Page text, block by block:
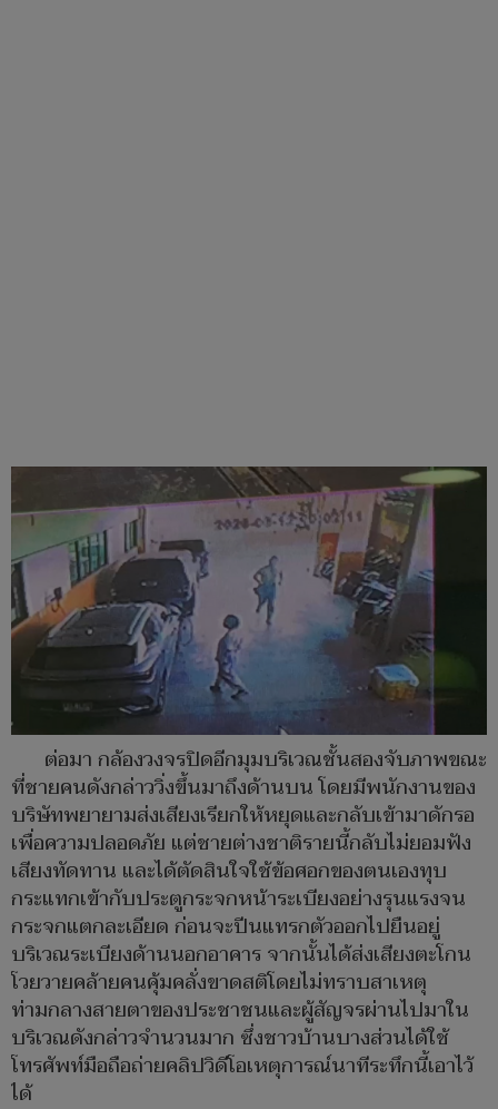
ต่อมา กล้องวงจรปิดอีกมุมบริเวณชั้นสองจับภาพขณะ
ที่ชายคนดังกล่าววิ่งขึ้นมาถึงด้านบน โดยมีพนักงานของ
บริษัทพยายามส่งเสียงเรียกให้หยุดและกลับเข้ามาดักรอ
เพื่อความปลอดภัย แต่ชายต่างชาติรายนี้กลับไม่ยอมฟัง
เสียงทัดทาน และได้ตัดสินใจใช้ข้อศอกของตนเองทุบ
กระแทกเข้ากับประตูกระจกหน้าระเบียงอย่างรุนแรงจน
กระจกแตกละเอียด ก่อนจะปีนแทรกตัวออกไปยืนอยู่
บริเวณระเบียงด้านนอกอาคาร จากนั้นได้ส่งเสียงตะโกน
โวยวายคล้ายคนคุ้มคลั่งขาดสติโดยไม่ทราบสาเหตุ
ท่ามกลางสายตาของประชาชนและผู้สัญจรผ่านไปมาใน
บริเวณดังกล่าวจำนวนมาก ซึ่งชาวบ้านบางส่วนได้ใช้
โทรศัพท์มือถือถ่ายคลิปวิดีโอเหตุการณ์นาทีระทึกนี้เอาไว้
ได้